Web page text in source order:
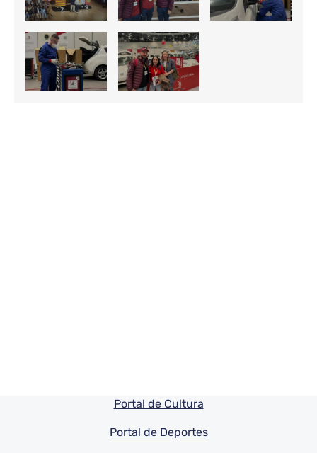
Pie de pagina información
Portal de Cultura
Portal de Deportes